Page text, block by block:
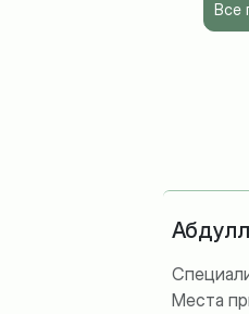
Все
Места